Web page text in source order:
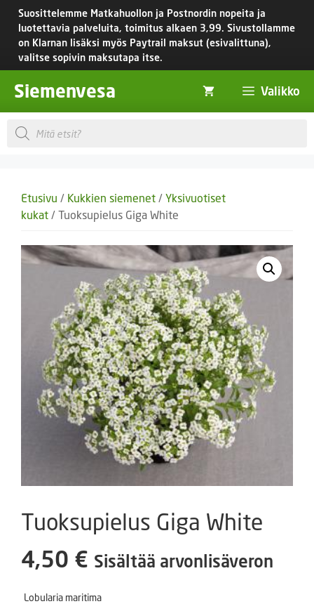
Siirry
sisältöön
Suosittelemme Matkahuollon ja Postnordin nopeita ja
luotettavia palveluita, toimitus alkaen 3,99. Sivustollamme
on Klarnan lisäksi myös Paytrail maksut (esivalittuna),
valitse sopivin maksutapa itse.
Siemenvesa Valikko
Products
search
Etusivu / Kukkien siemenet / Yksivuotiset
kukat / Tuoksupielus Giga White
Tuoksupielus Giga White
4,50 € Sisältää arvonlisäveron
Lobularia maritima